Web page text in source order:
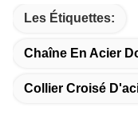
Les Étiquettes:
Chaîne En Acier
Collier Croisé